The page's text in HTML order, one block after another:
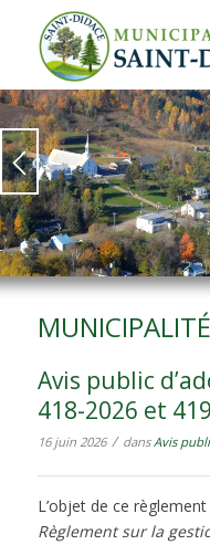
Avis public
418-2026 et
16 juin 2026 / dansAvis
L’objet de ce
Règlement sur la